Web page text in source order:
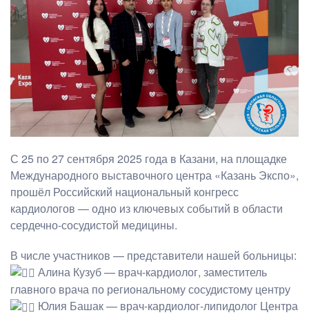
С 25 по 27 сентября 2025 года в Казани, на площадке
Международного выставочного центра «Казань Экспо»,
прошёл Российский национальный конгресс
кардиологов — одно из ключевых событий в области
сердечно-сосудистой медицины.
В числе участников — представители нашей больницы:
Алина Кузуб — врач-кардиолог, заместитель
главного врача по региональному сосудистому центру
Юлия Башак — врач-кардиолог-липидолог Центра